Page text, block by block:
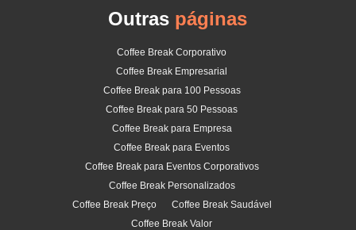
Outras páginas
Coffee Break Corporativo
Coffee Break Empresarial
Coffee Break para 100 Pessoas
Coffee Break para 50 Pessoas
Coffee Break para Empresa
Coffee Break para Eventos
Coffee Break para Eventos Corporativos
Coffee Break Personalizados
Coffee Break Preço
Coffee Break Saudável
Coffee Break Valor